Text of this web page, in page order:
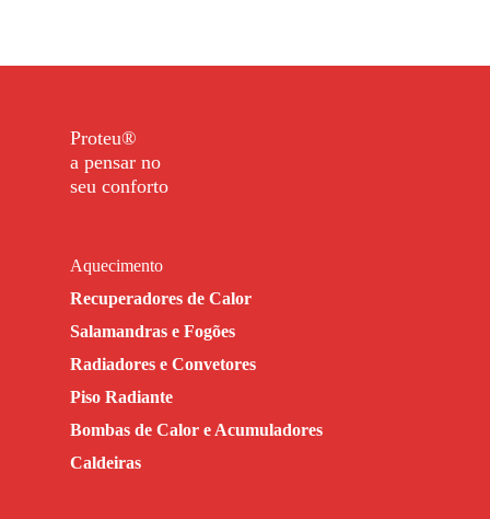
Proteu®
a pensar no
seu conforto
Aquecimento
Recuperadores de Calor
Salamandras e Fogões
Radiadores e Convetores
Piso Radiante
Bombas de Calor e Acumuladores
Caldeiras